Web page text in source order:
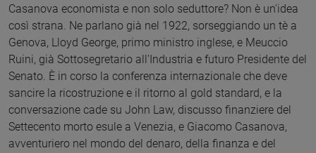
Casanova economista e non solo seduttore? Non è un'idea
così strana. Ne parlano già nel 1922, sorseggiando un tè a
Genova, Lloyd George, primo ministro inglese, e Meuccio
Ruini, già Sottosegretario all'Industria e futuro Presidente del
Senato. È in corso la conferenza internazionale che deve
sancire la ricostruzione e il ritorno al gold standard, e la
conversazione cade su John Law, discusso finanziere del
Settecento morto esule a Venezia, e Giacomo Casanova,
avventuriero nel mondo del denaro, della finanza e del